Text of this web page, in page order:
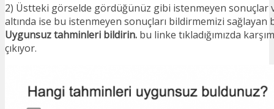
2) Üstteki görselde gördüğünüz gibi istenmeyen sonuçlar
altında ise bu istenmeyen sonuçları bildirmemizi
Uygunsuz tahminleri bildirin. bu linke tıkladığımızda
çıkıyor.